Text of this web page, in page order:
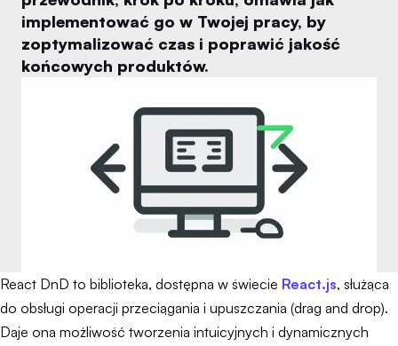
implementować go w Twojej pracy, by
zoptymalizować czas i poprawić jakość
końcowych produktów.
React DnD to biblioteka, dostępna w świecie React.js, służąca
do obsługi operacji przeciągania i upuszczania (drag and drop).
Daje ona możliwość tworzenia intuicyjnych i dynamicznych